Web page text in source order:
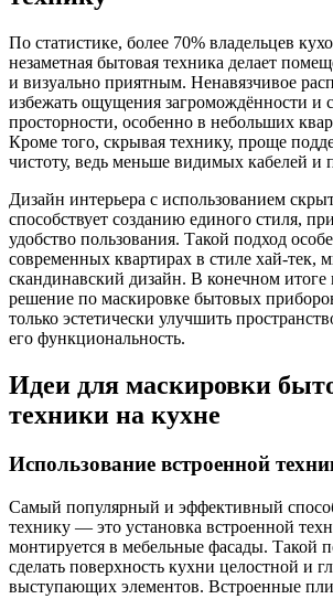
По статистике, более 70% владельцев
незаметная бытовая техника делает
и визуально приятным. Ненавязчивое
избежать ощущения загромождённости и
просторности, особенно в небольших
Кроме того, скрывая технику, проще
чистоту, ведь меньше видимых кабелей и
Дизайн интерьера с использованием
способствует созданию единого стиля,
удобство пользования. Такой подход
современных квартирах в стиле хай-тек,
скандинавский дизайн. В конечном итоге
решение по маскировке бытовых
только эстетически улучшить
его функциональность.
Идеи для маскировки
техники на кухне
Использование встроенной
Самый популярный и эффективный
технику — это установка встроенной
монтируется в мебельные фасады. Такой
сделать поверхность кухни целостной и
выступающих элементов. Встроенные